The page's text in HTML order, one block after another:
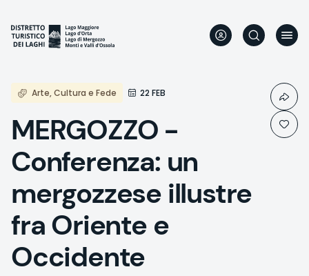
main
content
Arte, Cultura e Fede 22 FEB
MERGOZZO -
Conferenza: un
mergozzese illustre
fra Oriente e
Occidente